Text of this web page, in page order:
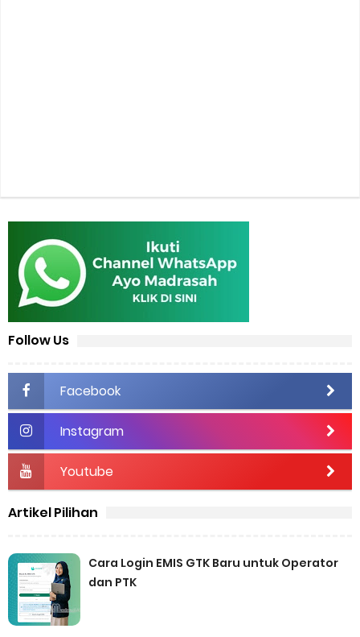
Follow Us
Facebook
Instagram
Youtube
Artikel Pilihan
Cara Login EMIS GTK Baru untuk Operator
dan PTK